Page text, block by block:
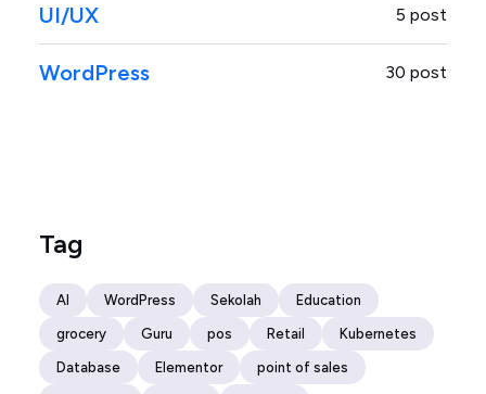
UI/UX 5 post
WordPress 30 post
Tag
AI WordPress Sekolah Education
grocery Guru pos Retail Kubernetes
Database Elementor point of sales